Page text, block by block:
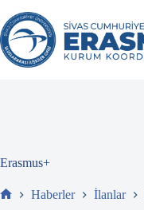
atla
Erasmus+
Haberler İlanlar